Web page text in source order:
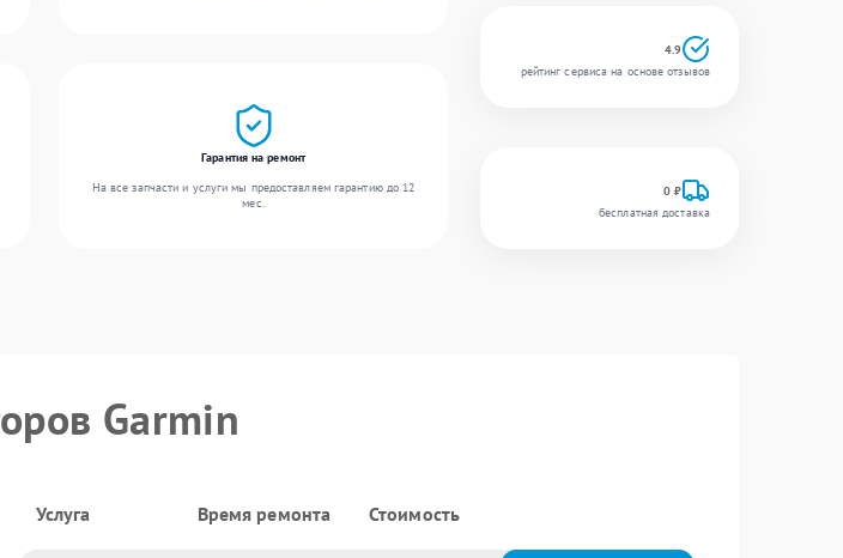
Гарантия на ремонт
На все запчасти и услуги мы предоставляем гарантию до 12
мес.
4.9
рейтинг сервиса на основе отзывов
0 ₽
бесплатная доставка
Garmin
Услуга Время ремонта Стоимость